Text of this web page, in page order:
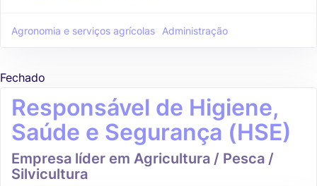
Agronomia e serviços agrícolas Administração
Fechado
Responsável de Higiene,
Saúde e Segurança (HSE)
Empresa líder em Agricultura / Pesca /
Silvicultura